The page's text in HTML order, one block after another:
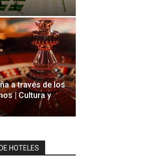
a través de los
| Cultura y
HOTELES